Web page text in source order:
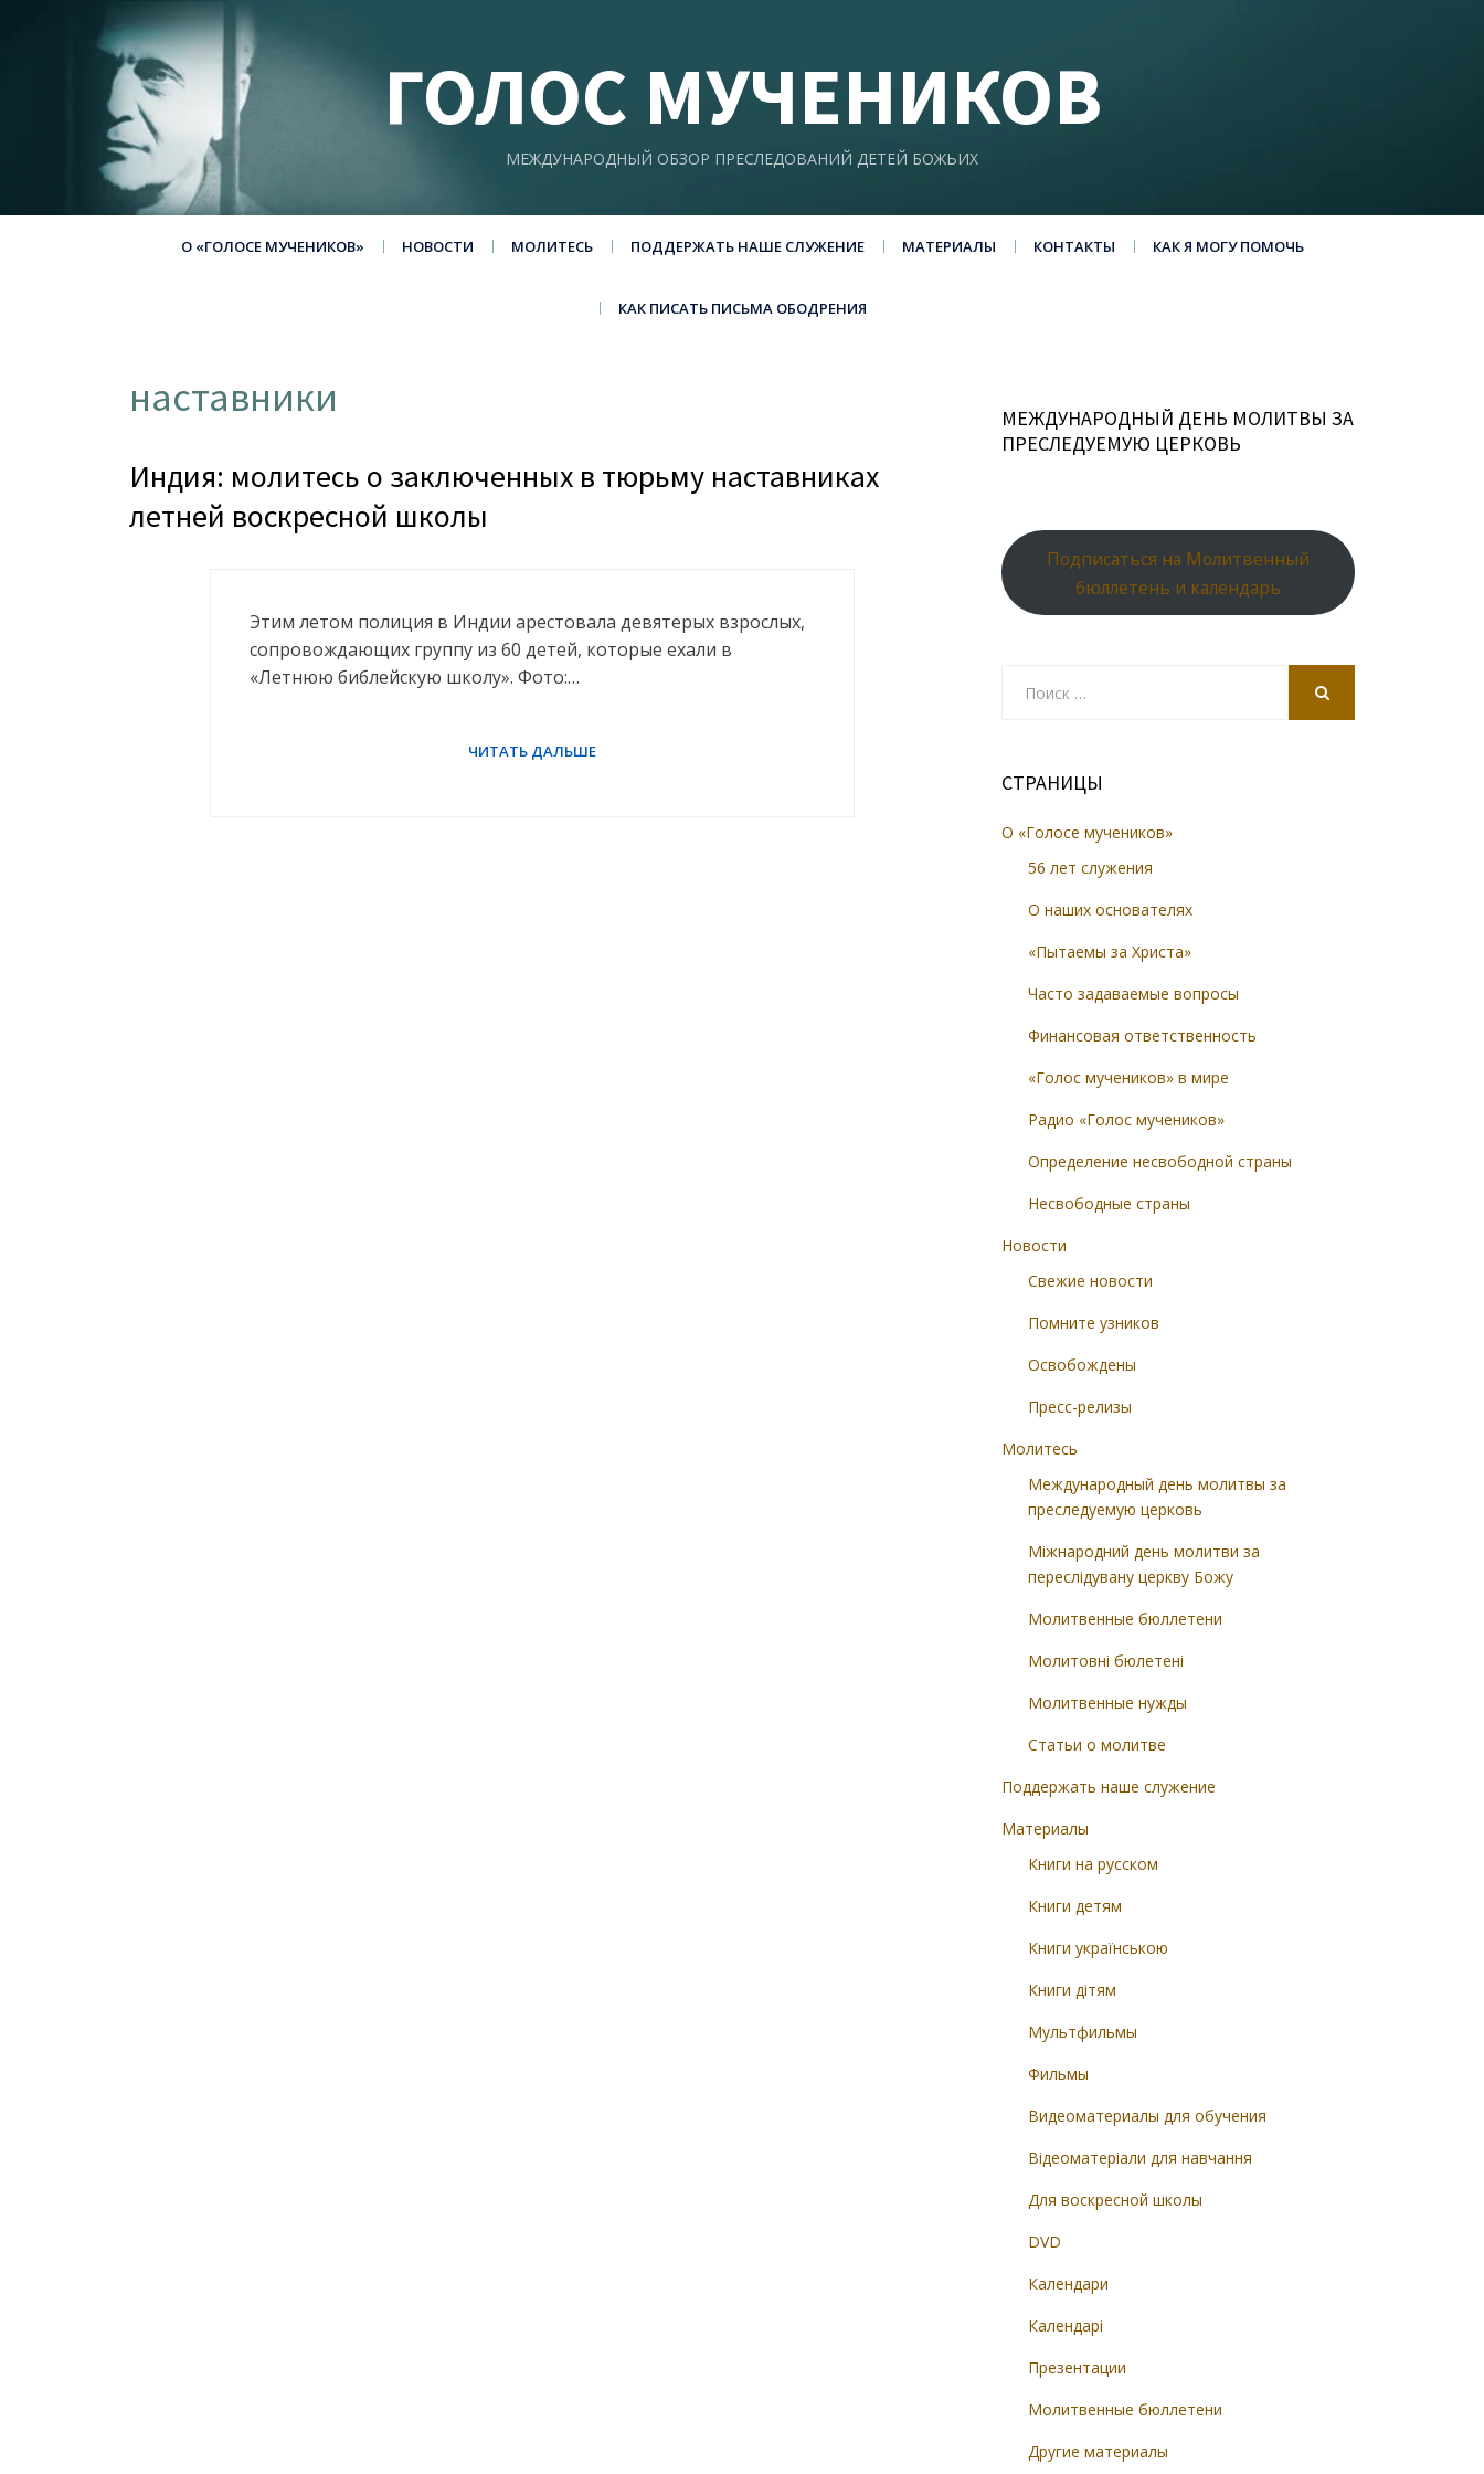
ГОЛОС МУЧЕНИКОВ
МЕЖДУНАРОДНЫЙ ОБЗОР ПРЕСЛЕДОВАНИЙ ДЕТЕЙ БОЖЬИХ
О «ГОЛОСЕ МУЧЕНИКОВ» НОВОСТИ МОЛИТЕСЬ ПОДДЕРЖАТЬ НАШЕ СЛУЖЕНИЕ МАТЕРИАЛЫ КОНТАКТЫ КАК Я МОГУ ПОМОЧЬ
КАК ПИСАТЬ ПИСЬМА ОБОДРЕНИЯ
наставники
Индия: молитесь о заключенных в тюрьму наставниках
летней воскресной школы
Этим летом полиция в Индии арестовала девятерых взрослых,
сопровождающих группу из 60 детей, которые ехали в
«Летнюю библейскую школу». Фото:…
МЕЖДУНАРОДНЫЙ ДЕНЬ МОЛИТВЫ ЗА
ПРЕСЛЕДУЕМУЮ ЦЕРКОВЬ
Подписаться на Молитвенный
бюллетень и календарь
СТРАНИЦЫ
О «Голосе мучеников»
56 лет служения
О наших основателях
«Пытаемы за Христа»
Часто задаваемые вопросы
Финансовая ответственность
«Голос мучеников» в мире
Радио «Голос мучеников»
Определение несвободной страны
Несвободные страны
Новости
Свежие новости
Помните узников
Освобождены
Пресс-релизы
Молитесь
Международный день молитвы за
преследуемую церковь
Міжнародний день молитви за
переслідувану церкву Божу
Молитвенные бюллетени
Молитовні бюлетені
Молитвенные нужды
Статьи о молитве
Поддержать наше служение
Материалы
Книги на русском
Книги детям
Книги українською
Книги дітям
Мультфильмы
Фильмы
Видеоматериалы для обучения
Відеоматеріали для навчання
Для воскресной школы
DVD
Календари
Календарі
Презентации
Молитвенные бюллетени
Другие материалы